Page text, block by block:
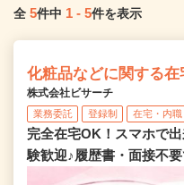
全 5件中 1 - 5件を表示
化粧品などに関する
株式会社ビサーチ
業務委託 登録制 在宅・内職
完全在宅OK！スマホで
験歓迎♪履歴書・面接不